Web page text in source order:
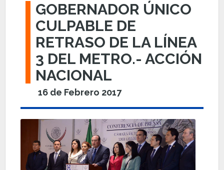
GOBERNADOR ÚNICO
CULPABLE DE
RETRASO DE LA LÍNEA
3 DEL METRO.- ACCIÓN
NACIONAL
16 de Febrero 2017